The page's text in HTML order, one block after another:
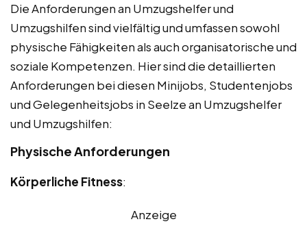
Die Anforderungen an Umzugshelfer und
Umzugshilfen sind vielfältig und umfassen sowohl
physische Fähigkeiten als auch organisatorische und
soziale Kompetenzen. Hier sind die detaillierten
Anforderungen bei diesen Minijobs, Studentenjobs
und Gelegenheitsjobs in Seelze an Umzugshelfer
und Umzugshilfen:
Physische Anforderungen
Körperliche Fitness:
Anzeige